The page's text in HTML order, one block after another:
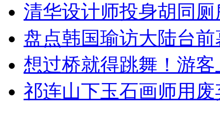
清华设计师投身胡同
盘点韩国瑜访大陆台
想过桥就得跳舞！游客
祁连山下玉石画师用